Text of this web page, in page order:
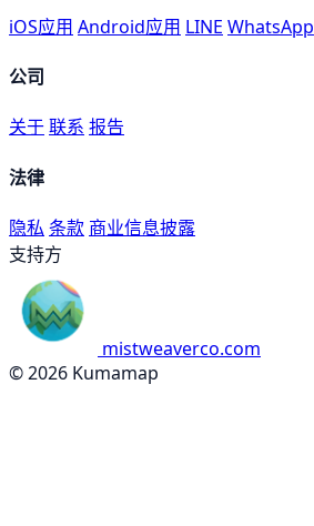
iOS应用 Android应用 LINE WhatsApp
公司
关于联系 报告
法律
隐私 条款 商业信息披露
支持方
mistweaverco.com
© 2026 Kumamap